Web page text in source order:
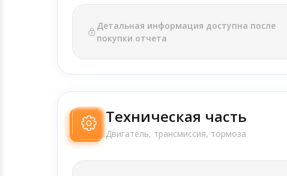
Детальная информация доступна после
покупки отчета
Техническая часть
Двигатель, трансмиссия, тормоза